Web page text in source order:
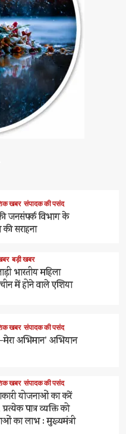
खबर संपादक की पसंद
जनसंपर्क विभाग के
सराहना
बड़ी खबर
भारतीय महिला
में होने वाले एशिया
खबर संपादक की पसंद
अभिमान’ अभियान
खबर संपादक की पसंद
योजनाओं का करें
पात्र व्यक्ति को
का लाभ : मुख्यमंत्री